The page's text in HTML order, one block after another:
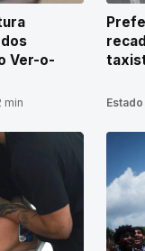
Ver-o-
min